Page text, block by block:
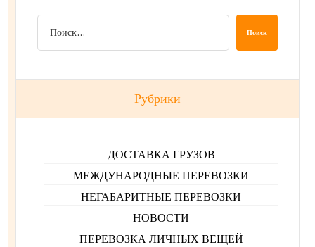
Поиск
Рубрики
ДОСТАВКА ГРУЗОВ
МЕЖДУНАРОДНЫЕ ПЕРЕВОЗКИ
НЕГАБАРИТНЫЕ ПЕРЕВОЗКИ
НОВОСТИ
ПЕРЕВОЗКА ЛИЧНЫХ ВЕЩЕЙ